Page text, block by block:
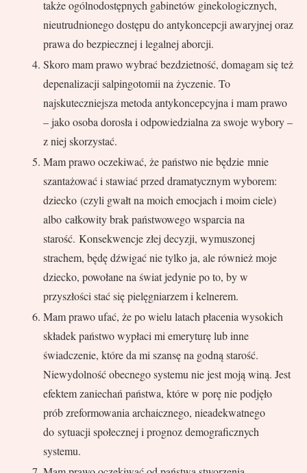
także ogólnodostępnych gabinetów ginekologicznych,
nieutrudnionego dostępu do antykoncepcji awaryjnej oraz
prawa do bezpiecznej i legalnej aborcji.
Skoro mam prawo wybrać bezdzietność, domagam się też
depenalizacji salpingotomii na życzenie. To
najskuteczniejsza metoda antykoncepcyjna i mam prawo
– jako osoba dorosła i odpowiedzialna za swoje wybory –
z niej skorzystać.
Mam prawo oczekiwać, że państwo nie będzie mnie
szantażować i stawiać przed dramatycznym wyborem:
dziecko (czyli gwałt na moich emocjach i moim ciele)
albo całkowity brak państwowego wsparcia na
starość. Konsekwencje złej decyzji, wymuszonej
strachem, będę dźwigać nie tylko ja, ale również moje
dziecko, powołane na świat jedynie po to, by w
przyszłości stać się pielęgniarzem i kelnerem.
Mam prawo ufać, że po wielu latach płacenia wysokich
składek państwo wypłaci mi emeryturę lub inne
świadczenie, które da mi szansę na godną starość.
Niewydolność obecnego systemu nie jest moją winą. Jest
efektem zaniechań państwa, które w porę nie podjęło
prób zreformowania archaicznego, nieadekwatnego
do sytuacji społecznej i prognoz demograficznych
systemu.